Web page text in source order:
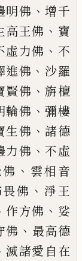
明佛 、增千
高王佛 、 寶
虛力佛 、 不
進佛 、 沙羅
賢佛 、旃檀
輪佛 、彌樓
生佛 、諸德
力佛 、不虛
、 雲相音
佛 、 淨王
作方佛 、 娑
佛 、 最高德
滅諸愛自在